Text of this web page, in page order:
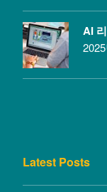
AI
Latest Posts